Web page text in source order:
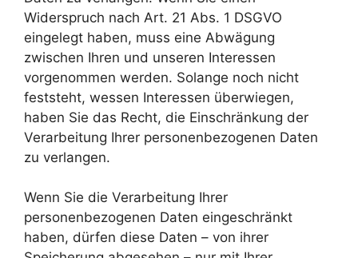
Widerspruch nach Art. 21 Abs. 1 DSGVO
eingelegt haben, muss eine Abwägung
zwischen Ihren und unseren Interessen
vorgenommen werden. Solange noch nicht
feststeht, wessen Interessen überwiegen,
haben Sie das Recht, die Einschränkung der
Verarbeitung Ihrer personenbezogenen Daten
zu verlangen.
Wenn Sie die Verarbeitung Ihrer
personenbezogenen Daten eingeschränkt
haben, dürfen diese Daten – von ihrer